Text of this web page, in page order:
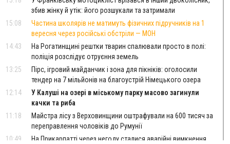
збив жінку й утік: його розшукали та затримали
15:08
Частина школярів не матимуть фізичних підручників на 1
вересня через російські обстріли — МОН
14:43
На Рогатинщині рештки тварин спалювали просто в полі:
поліція розслідує отруєння земель
13:25
Пірс, ігровий майданчик і зона для пікніків: оголосили
тендер на 7 мільйонів на благоустрій Німецького озера
12:14
У Калуші на озері в міському парку масово загинули
качки та риба
11:18
Майстра лісу з Верховинщини оштрафували на 600 тисяч за
переправлення чоловіків до Румунії
10:49
На Прикарпатті через негоду сталися аварійні вимкнення